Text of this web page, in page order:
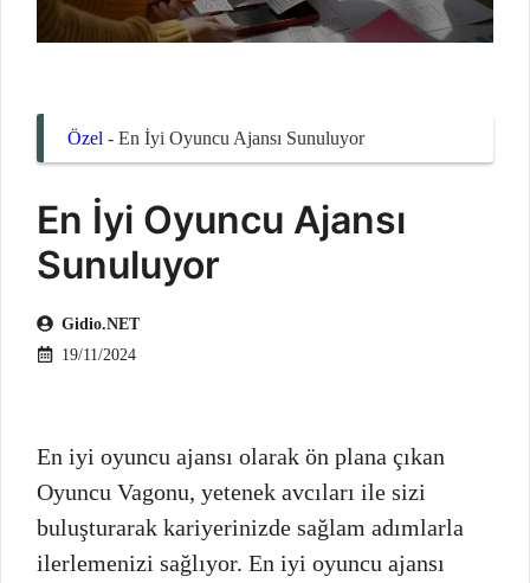
Özel - En İyi Oyuncu Ajansı Sunuluyor
En İyi Oyuncu Ajansı
Sunuluyor
Gidio.NET
19/11/2024
En iyi oyuncu ajansı olarak ön plana çıkan
Oyuncu Vagonu, yetenek avcıları ile sizi
buluşturarak kariyerinizde sağlam adımlarla
ilerlemenizi sağlıyor. En iyi oyuncu ajansı